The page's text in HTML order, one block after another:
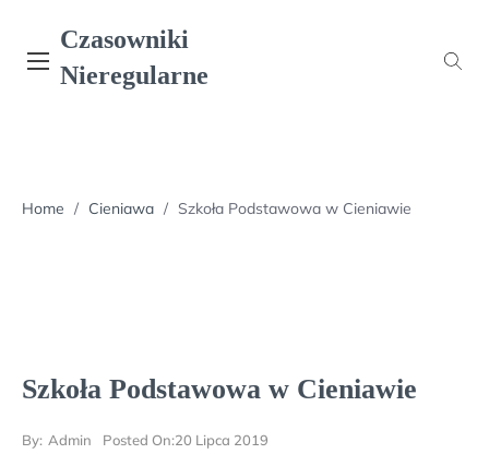
content
Czasowniki
Nieregularne
Home / Cieniawa / Szkoła Podstawowa w Cieniawie
Szkoła Podstawowa w Cieniawie
By: Admin Posted On:20 Lipca 2019